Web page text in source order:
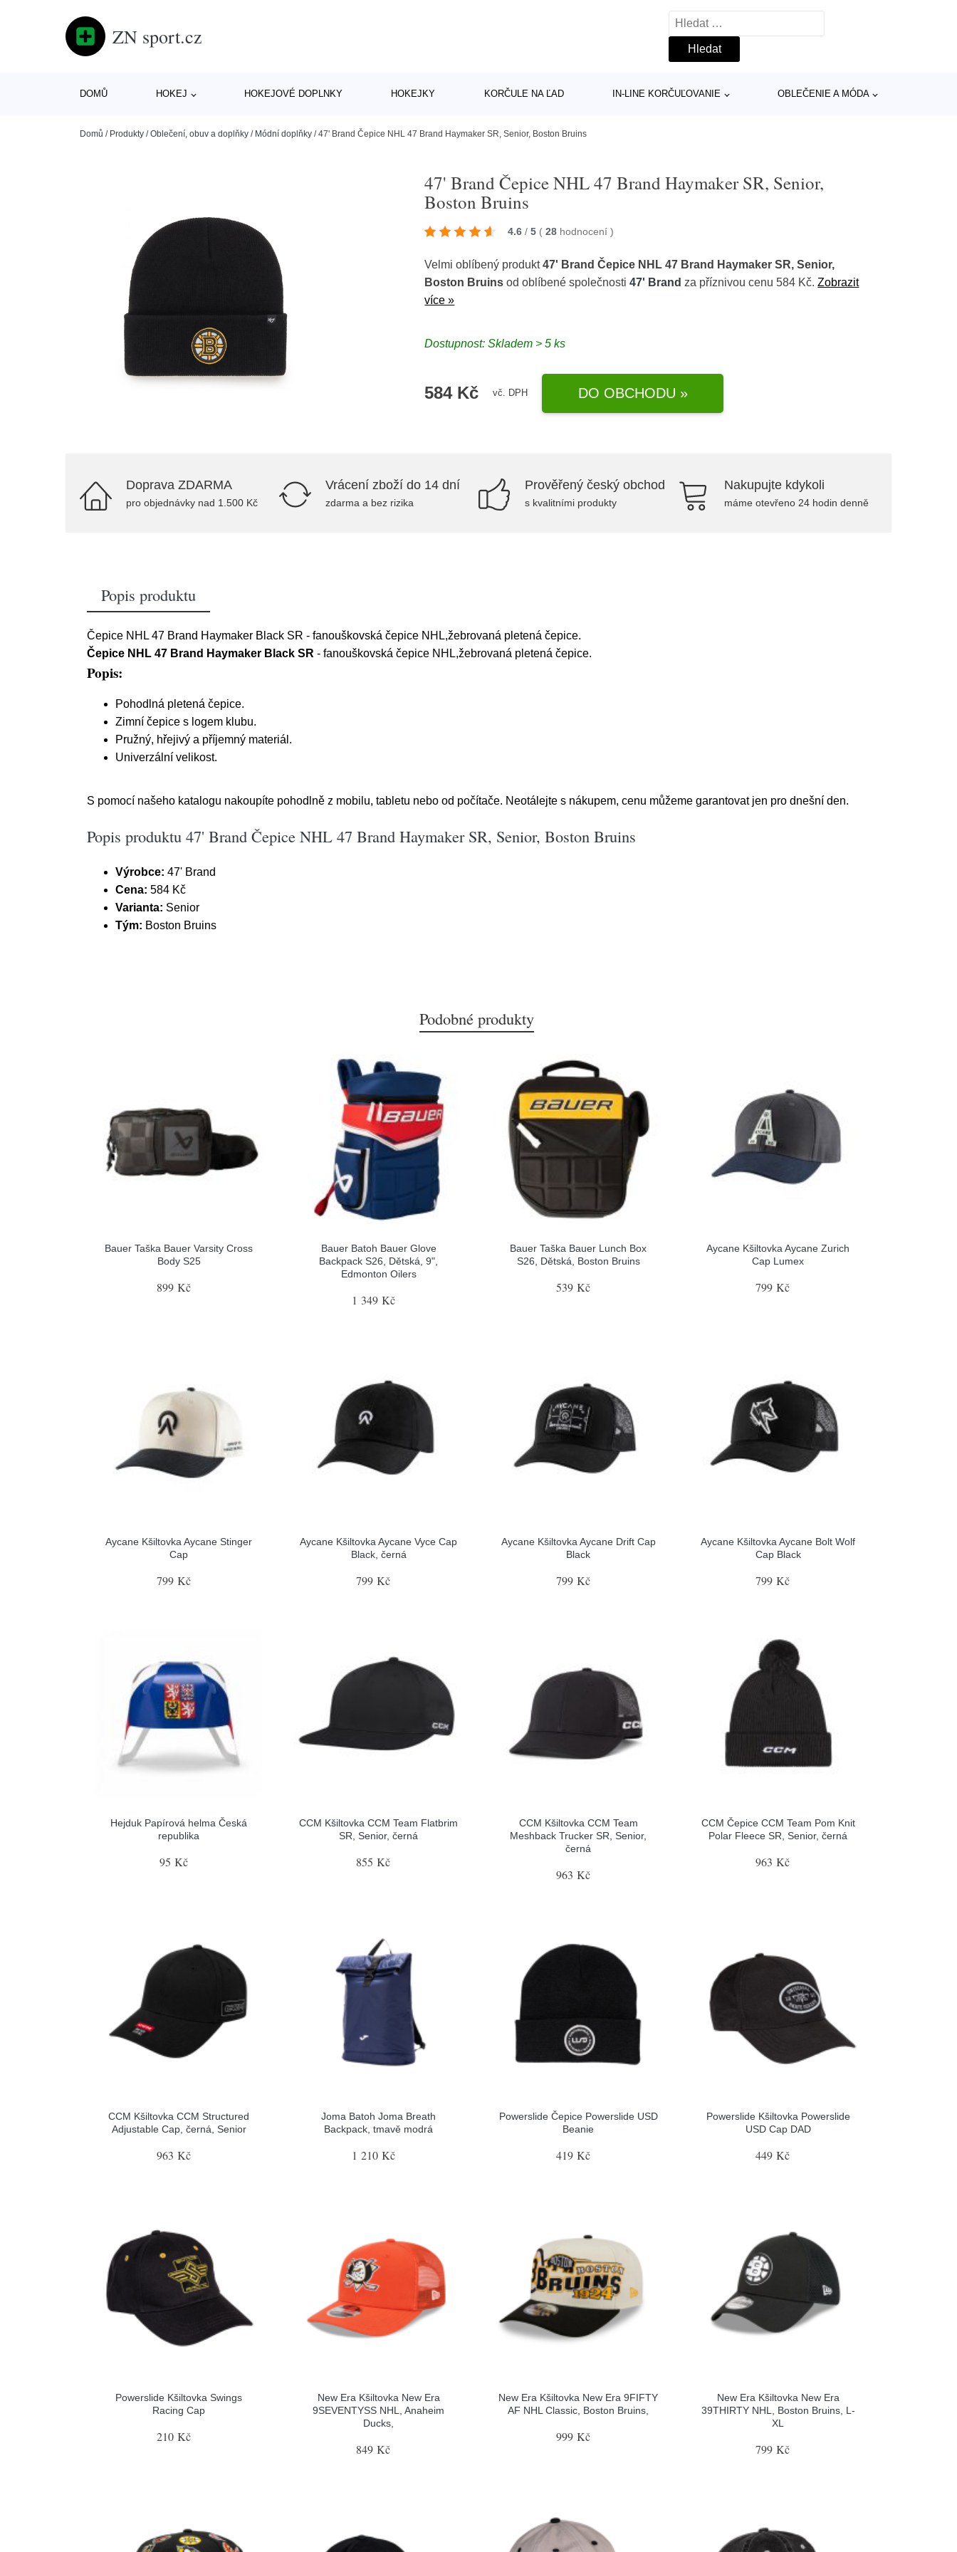
ZN sport.cz
Vyhledávání
DOMŮ HOKEJ HOKEJOVÉ DOPLNKY HOKEJKY KORČULE NA ĽAD IN-LINE KORČUĽOVANIE OBLEČENIE A MÓDA
Domů / Produkty /Oblečení, obuv a doplňky / Módní doplňky /47' Brand Čepice NHL 47 Brand Haymaker SR, Senior, Boston Bruins
47' Brand Čepice NHL 47 Brand Haymaker SR, Senior,
Boston Bruins
4.6 / 5 ( 28 hodnocení)
Velmi oblíbený produkt47' Brand Čepice NHL 47 Brand Haymaker SR, Senior,
Boston Bruins od oblíbené společnosti47' Brand za příznivou cenu 584 Kč.Zobrazit
více »
Dostupnost: Skladem > 5 ks
584 Kč vč. DPH DO OBCHODU »
Doprava ZDARMA
pro objednávky nad 1.500 Kč
Vrácení zboží do 14 dní
zdarma a bez rizika
Prověřený český obchod
s kvalitními produkty
Nakupujte kdykoli
máme otevřeno 24 hodin denně
Popis produktu
Čepice NHL 47 Brand Haymaker Black SR - fanouškovská čepice NHL,žebrovaná pletená čepice.
Čepice NHL 47 Brand Haymaker Black SR - fanouškovská čepice NHL,žebrovaná pletená čepice.
Popis:
Pohodlná pletená čepice.
Zimní čepice s logem klubu.
Pružný, hřejivý a příjemný materiál.
Univerzální velikost.
S pomocí našeho katalogu nakoupíte pohodlně z mobilu, tabletu nebo od počítače. Neotálejte s nákupem, cenu můžeme garantovat jen pro dnešní den.
Popis produktu 47' Brand Čepice NHL 47 Brand Haymaker SR, Senior, Boston Bruins
Výrobce: 47' Brand
Cena: 584 Kč
Varianta: Senior
Tým: Boston Bruins
Podobné produkty
Bauer Taška Bauer Varsity Cross
Body S25
899 Kč
Bauer Batoh Bauer Glove
Backpack S26, Dětská, 9",
Edmonton Oilers
1 349 Kč
Bauer Taška Bauer Lunch Box
S26, Dětská, Boston Bruins
539 Kč
Aycane Kšiltovka Aycane Zurich
Cap Lumex
799 Kč
Aycane Kšiltovka Aycane Stinger
Cap
799 Kč
Aycane Kšiltovka Aycane Vyce Cap
Black, černá
799 Kč
Aycane Kšiltovka Aycane Drift Cap
Black
799 Kč
Aycane Kšiltovka Aycane Bolt Wolf
Cap Black
799 Kč
Hejduk Papírová helma Česká
republika
95 Kč
CCM Kšiltovka CCM Team Flatbrim
SR, Senior, černá
855 Kč
CCM Kšiltovka CCM Team
Meshback Trucker SR, Senior,
černá
963 Kč
CCM Čepice CCM Team Pom Knit
Polar Fleece SR, Senior, černá
963 Kč
CCM Kšiltovka CCM Structured
Adjustable Cap, černá, Senior
963 Kč
Joma Batoh Joma Breath
Backpack, tmavě modrá
1 210 Kč
Powerslide Čepice Powerslide USD
Beanie
419 Kč
Powerslide Kšiltovka Powerslide
USD Cap DAD
449 Kč
Powerslide Kšiltovka Swings
Racing Cap
210 Kč
New Era Kšiltovka New Era
9SEVENTYSS NHL, Anaheim
Ducks,
849 Kč
New Era Kšiltovka New Era 9FIFTY
AF NHL Classic, Boston Bruins,
999 Kč
New Era Kšiltovka New Era
39THIRTY NHL, Boston Bruins, L-
XL
799 Kč